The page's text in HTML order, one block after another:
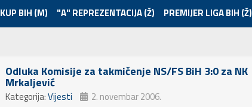
KUP BIH (M) "A" REPREZENTACIJA (Ž) PREMIJER LIGA BIH (Ž)
Odluka Komisije za takmičenje NS/FS BiH 3:0 za NK
Mrkaljević
Kategorija:Vijesti
2. novembar 2006.